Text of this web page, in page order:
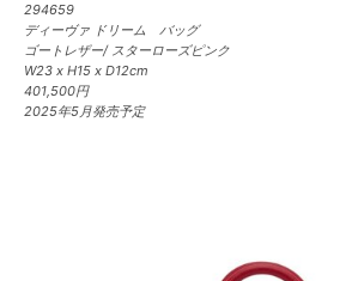
294659
ディーヴァ ドリーム バッグ
ゴートレザー/ スターローズピンク
W23 x H15 x D12cm
401,500円
2025年5月発売予定